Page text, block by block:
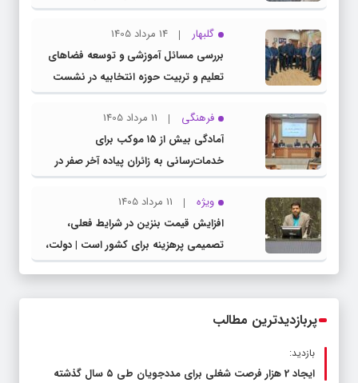
گلبهار
14 مرداد 1405
بررسی مسائل آموزشی و توسعه فضاهای
تعلیم و تربیت حوزه انتخابیه در نشست
مشترک عضو کمیسیون آموزش مجلس با
مدیرکل آموزش و پرورش خراسان رضوی
فرهنگی
11 مرداد 1405
آمادگی بیش از ۱۵ موکب برای
خدمات‌رسانی به زائران پیاده آخر صفر در
شهرستان چناران
ویژه
11 مرداد 1405
افزایش قیمت بنزین در شرایط فعلی،
تصمیمی پرهزینه برای کشور است | دولت،
قاچاق سوخت و عوامل اصلی ناترازی را
پربازدیدترین مطالب
بازدید:
ایجاد 2 هزار فرصت شغلی برای مددجویان طی ۵ سال گذشته